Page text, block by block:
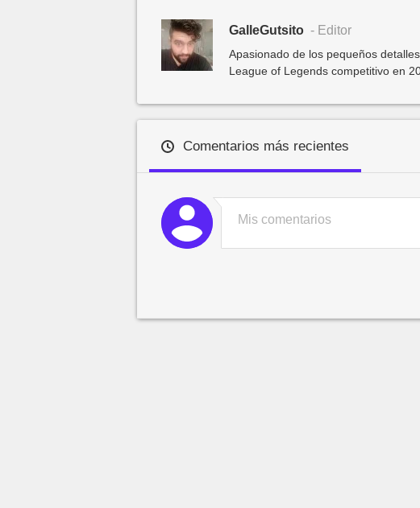
GalleGutsito - Editor
Apasionado de los pequeños
League of Legends competitivo en
Comentarios más recientes